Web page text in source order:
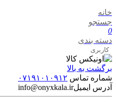
خانه
جستجو
0
دسته بندی
کاربری
برگشت به بالا
شماره تماس ۰۷۱۹۱۰۱۰۹۱۲
آدرس ایمیلinfo@onyxkala.ir